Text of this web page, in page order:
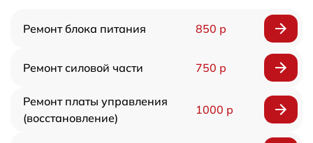
Ремонт блока питания 850 р
Ремонт силовой части 750 р
Ремонт платы управления
(восстановление)
1000 р